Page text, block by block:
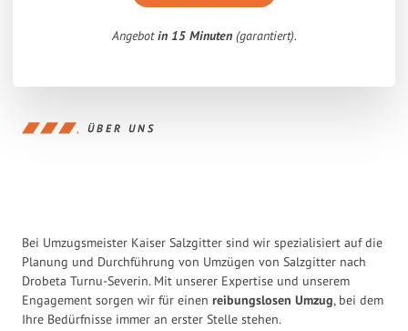
Angebotin 15 Minuten(garantiert).
ÜBER UNS
Bei Umzugsmeister Kaiser Salzgitter sind wir spezialisiert auf die
Planung und Durchführung von Umzügen von Salzgitter nach
Drobeta Turnu-Severin. Mit unserer Expertise und unserem
Engagement sorgen wir für einen reibungslosen Umzug, bei dem
Ihre Bedürfnisse immer an erster Stelle stehen.